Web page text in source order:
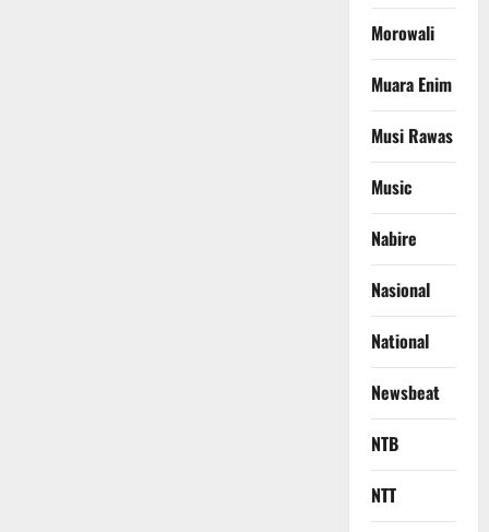
Morowali
Muara Enim
Musi Rawas
Music
Nabire
Nasional
National
Newsbeat
NTB
NTT